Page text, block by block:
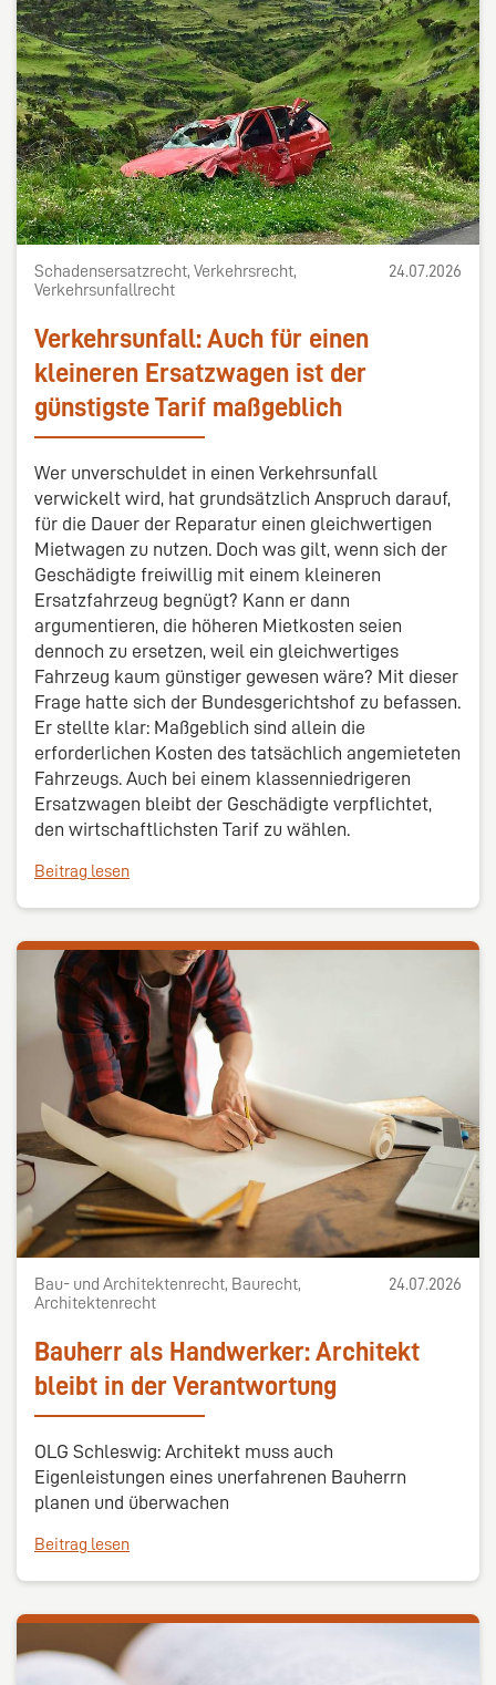
Schadensersatzrecht, Verkehrsrecht,
Verkehrsunfallrecht
24.07.2026
Verkehrsunfall: Auch für einen
kleineren Ersatzwagen ist der
günstigste Tarif maßgeblich
Wer unverschuldet in einen Verkehrsunfall
verwickelt wird, hat grundsätzlich Anspruch darauf,
für die Dauer der Reparatur einen gleichwertigen
Mietwagen zu nutzen. Doch was gilt, wenn sich der
Geschädigte freiwillig mit einem kleineren
Ersatzfahrzeug begnügt? Kann er dann
argumentieren, die höheren Mietkosten seien
dennoch zu ersetzen, weil ein gleichwertiges
Fahrzeug kaum günstiger gewesen wäre? Mit dieser
Frage hatte sich der Bundesgerichtshof zu befassen.
Er stellte klar: Maßgeblich sind allein die
erforderlichen Kosten des tatsächlich angemieteten
Fahrzeugs. Auch bei einem klassenniedrigeren
Ersatzwagen bleibt der Geschädigte verpflichtet,
den wirtschaftlichsten Tarif zu wählen.
Beitrag lesen
Bau- und Architektenrecht, Baurecht,
Architektenrecht
24.07.2026
Bauherr als Handwerker: Architekt
bleibt in der Verantwortung
OLG Schleswig: Architekt muss auch
Eigenleistungen eines unerfahrenen Bauherrn
planen und überwachen
Beitrag lesen